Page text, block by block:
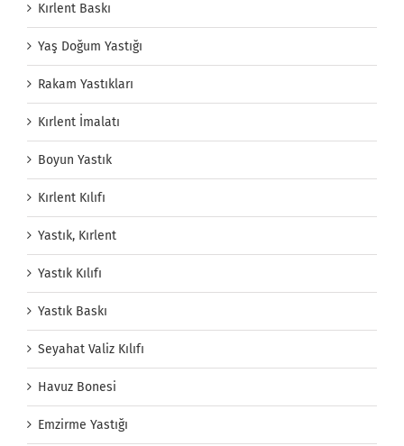
Kırlent Baskı
Yaş Doğum Yastığı
Rakam Yastıkları
Kırlent İmalatı
Boyun Yastık
Kırlent Kılıfı
Yastık, Kırlent
Yastık Kılıfı
Yastık Baskı
Seyahat Valiz Kılıfı
Havuz Bonesi
Emzirme Yastığı